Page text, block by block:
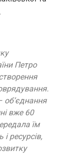
Петро
об’єднання
вже 60
їм
ресурсів,